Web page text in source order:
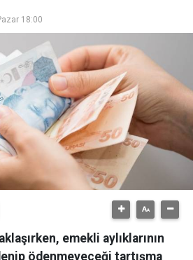
18:00
emekli aylıklarının
ödenmeyeceği tartışma